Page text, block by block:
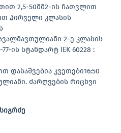
2,5-50მმ2-ის ჩათვლით
პირველი კლასის
2-ე კლასის
ის სტანდარტ IEK 60228 :
დასაშვებია კვეთები16:50
ძარღვების რიცხვი